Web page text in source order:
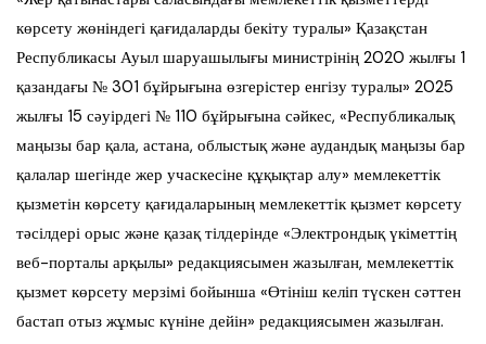
көрсету жөніндегі қағидаларды бекіту туралы» Қазақстан
Республикасы Ауыл шаруашылығы министрінің 2020 жылғы 1
қазандағы № 301 бұйрығына өзгерістер енгізу туралы» 2025
жылғы 15 сәуірдегі № 110 бұйрығына сәйкес, «Республикалық
маңызы бар қала, астана, облыстық және аудандық маңызы бар
қалалар шегінде жер учаскесіне құқықтар алу» мемлекеттік
қызметін көрсету қағидаларының мемлекеттік қызмет көрсету
тәсілдері орыс және қазақ тілдерінде «Электрондық үкіметтің
веб-порталы арқылы» редакциясымен жазылған, мемлекеттік
қызмет көрсету мерзімі бойынша «Өтініш келіп түскен сәттен
бастап отыз жұмыс күніне дейін» редакциясымен жазылған.